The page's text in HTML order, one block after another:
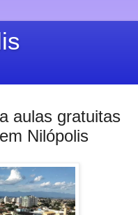
aulas gratuitas
Nilópolis